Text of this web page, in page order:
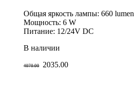
Общая яркость лампы: 660 lumen
Мощность: 6 W
Питание: 12/24V DC
В наличии
4070.00 2035.00